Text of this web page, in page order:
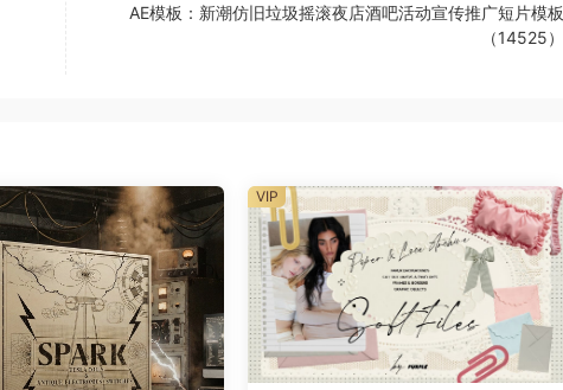
AE模板：新潮仿旧垃圾摇滚夜店酒吧活动宣传推广短片模板
（14525）
VIP